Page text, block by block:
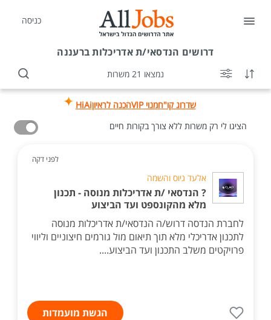
כניסה
דרושים הנדסאי/ת אדריכלות ברעננה
נמצאו 21 משרות
שדרוג קו"חמנוי VIP הכנה לראיוןHiAi
הציגו לי רק משרות ללא צורך בקורות חיים
לפני דקה
אלעד גיוס והשמה
? הנדסאי /ת אדריכלות מנוסה - תכנון
מלא מהקונספט ועד הביצוע
לחברת הנדסה דרוש/ה הנדסאי/ת אדריכלות מנוסה
לתכנון אדריכלי מלא תוך תיאום מול גורמים חיצוניים וליווי
פרויקטים משלב התכנון ועד הביצוע....
הגשת מועמדות